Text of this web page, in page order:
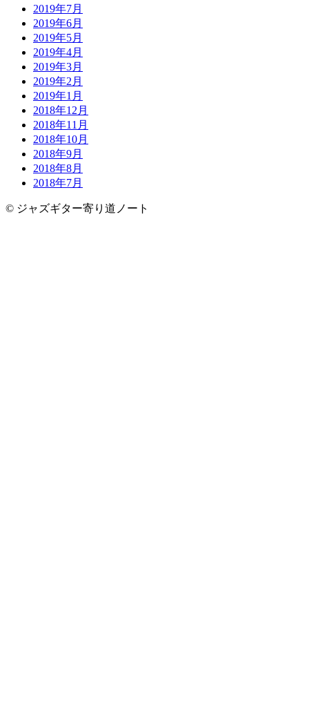
2019年7月
2019年6月
2019年5月
2019年4月
2019年3月
2019年2月
2019年1月
2018年12月
2018年11月
2018年10月
2018年9月
2018年8月
2018年7月
© ジャズギター寄り道ノート